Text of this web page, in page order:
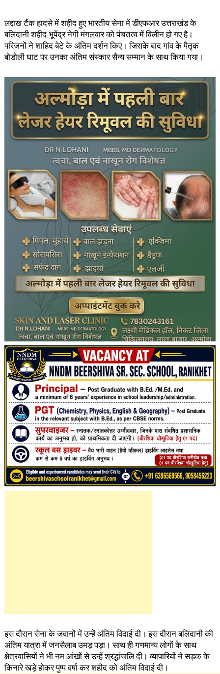
लद्दाख टैंक हादसे में शहीद हुए भारतीय सेना में डीएफआर उत्तराखंड के
बलिदानी शहीद भूपेंद्र नेगी मंगलवार को पंचतत्व में विलीन हो गए है।
परिजनों ने शाहिद बेटे के अंतिम दर्शन किए। जिसके बाद गांव के पैतृक
बोडोली घाट पर उनका अंतिम संस्कार सैन्य सम्मान के साथ किया गया।
इस दौरान सेना के जवानों में उन्हें अंतिम विदाई दी। इस दौरान बलिदानी की
अंतिम यात्रा में जनसैलाब उमड़ पड़ा। साथ ही गणमान्य लोगों के साथ
क्षेत्रवासियों ने भी नम आंखों से उन्हें श्रद्धांजलि दी। व्यापारियों ने सड़क के
किनारे खड़े होकर पुष्प वर्षा कर शहीद को अंतिम विदाई दी।